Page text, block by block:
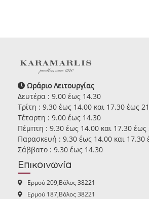
Ωράριο Λειτουργίας
Δευτέρα : 9.00 έως 14.30
Τρίτη : 9.30 έως 14.00 και 17.30 έως
Τέταρτη : 9.00 έως 14.30
Πέμπτη : 9.30 έως 14.00 και 17.30 έως
Παρασκευή : 9.30 έως 14.00 και 17.30
Σάββατο : 9.30 έως 14.30
Επικοινωνία
Ερμού 209,Βόλος 38221
Ερμού 187,Βόλος 38221